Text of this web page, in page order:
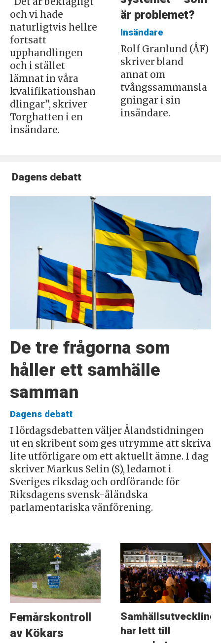
och vi hade
naturligtvis hellre
fortsatt
upphandlingen
och i stället
lämnat in våra
kvalifikationshan
dlingar”, skriver
Torghatten i en
insändare.
är problemet?
Insändare
Rolf Granlund (ÅF)
skriver bland
annat om
tvångssammansla
gningar i sin
insändare.
Dagens debatt
De tre frågorna som
håller ett samhälle
samman
Dagens debatt
I lördagsdebatten väljer Ålandstidningen
ut en skribent som ges utrymme att skriva
lite utförligare om ett aktuellt ämne. I dag
skriver Markus Selin (S), ledamot i
Sveriges riksdag och ordförande för
Riksdagens svensk-åländska
parlamentariska vänförening.
Femårskontroll
av Kökars
Samhällsutveckling
har lett till